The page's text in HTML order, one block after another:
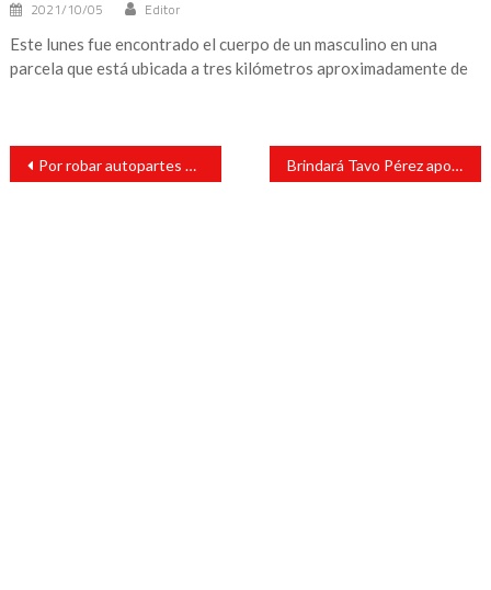
2021/10/05 Editor
Este lunes fue encontrado el cuerpo de un masculino en una
parcela que está ubicada a tres kilómetros aproximadamente de
Navegación
entradas
Por robar autopartes detienen a uno en Lerdo de Tejada Brindará Tavo Pérez apoyo mensual de 2 mil 500 a agentes y subagentes